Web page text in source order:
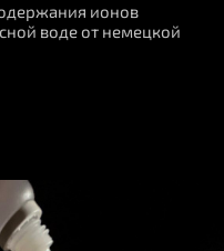
ионов
воде от немецкой